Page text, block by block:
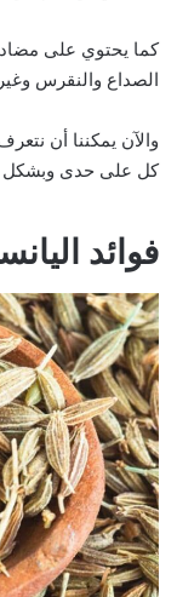
كما يحتوي على
الصداع والنقرس
والآن يمكننا أن
كل على حدى
فوائد